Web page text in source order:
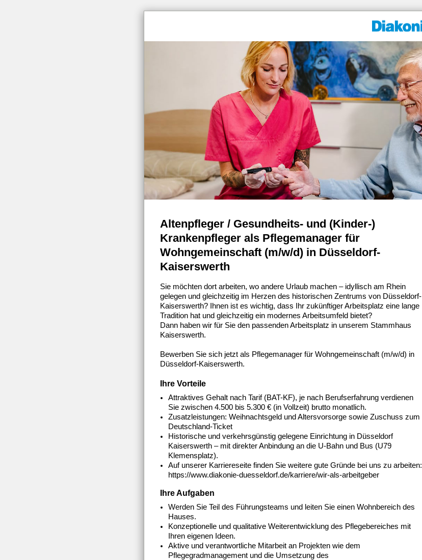
Altenpfleger / Gesundheits- und (Kinder-)
Krankenpfleger als Pflegemanager für
Wohngemeinschaft (m/w/d) in Düsseldorf-
Kaiserswerth
Sie möchten dort arbeiten, wo andere Urlaub machen – idyllisch am Rhein
gelegen und gleichzeitig im Herzen des historischen Zentrums von Düsseldorf-
Kaiserswerth? Ihnen ist es wichtig, dass Ihr zukünftiger Arbeitsplatz eine lange
Tradition hat und gleichzeitig ein modernes Arbeitsumfeld bietet?
Dann haben wir für Sie den passenden Arbeitsplatz in unserem Stammhaus
Kaiserswerth.
Bewerben Sie sich jetzt als Pflegemanager für Wohngemeinschaft (m/w/d) in
Düsseldorf-Kaiserswerth.
Ihre Vorteile
Attraktives Gehalt nach Tarif (BAT-KF), je nach Berufserfahrung verdienen
Sie zwischen 4.500 bis 5.300 € (in Vollzeit) brutto monatlich.
Zusatzleistungen: Weihnachtsgeld und Altersvorsorge sowie Zuschuss zum
Deutschland-Ticket
Historische und verkehrsgünstig gelegene Einrichtung in Düsseldorf
Kaiserswerth – mit direkter Anbindung an die U-Bahn und Bus (U79
Klemensplatz).
Auf unserer Karriereseite finden Sie weitere gute Gründe bei uns zu arbeiten:
https://www.diakonie-duesseldorf.de/karriere/wir-als-arbeitgeber
Ihre Aufgaben
Werden Sie Teil des Führungsteams und leiten Sie einen Wohnbereich des
Hauses.
Konzeptionelle und qualitative Weiterentwicklung des Pflegebereiches mit
Ihren eigenen Ideen.
Aktive und verantwortliche Mitarbeit an Projekten wie dem
Pflegegradmanagement und die Umsetzung des